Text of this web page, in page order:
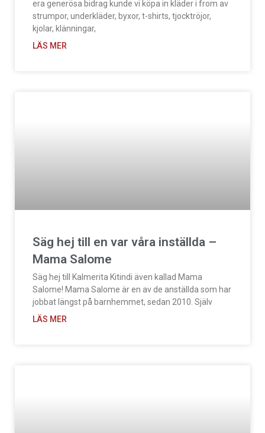
era generösa bidrag kunde vi köpa in kläder i from av
strumpor, underkläder, byxor, t-shirts, tjocktröjor,
kjolar, klänningar,
LÄS MER
Säg hej till en var våra inställda –
Mama Salome
Säg hej till Kalmerita Kitindi även kallad Mama
Salome! Mama Salome är en av de anställda som har
jobbat längst på barnhemmet, sedan 2010. Själv
LÄS MER